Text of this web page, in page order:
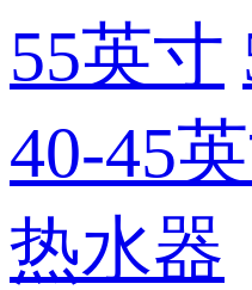
55英寸
40-45
热水器